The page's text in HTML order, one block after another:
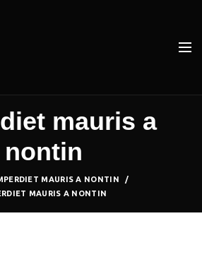
mauris a
nontin
MAURIS A NONTIN
MAURIS A NONTIN